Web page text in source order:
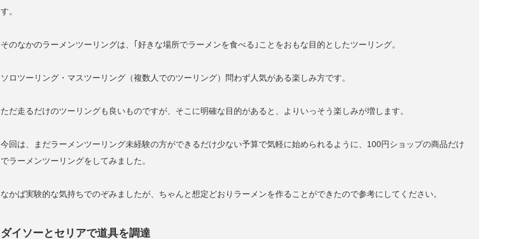
す。
そのなかのラーメンツーリングは、｢好きな場所でラーメンを食べる｣ことをおもな目的としたツーリング。
ソロツーリング・マスツーリング（複数人でのツーリング）問わず人気がある楽しみ方です。
ただ走るだけのツーリングも良いものですが、そこに明確な目的があると、よりいっそう楽しみが増します。
今回は、まだラーメンツーリング未経験の方ができるだけ少ない予算で気軽に始められるように、100円ショップの商品だけ
でラーメンツーリングをしてみました。
なかば実験的な気持ちでのぞみましたが、ちゃんと想定どおりラーメンを作ることができたので参考にしてください。
ダイソーとセリアで道具を調達